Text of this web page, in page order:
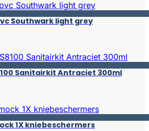
Southwark light grey
Sanitairkit Antraciet 300ml
1X kniebeschermers